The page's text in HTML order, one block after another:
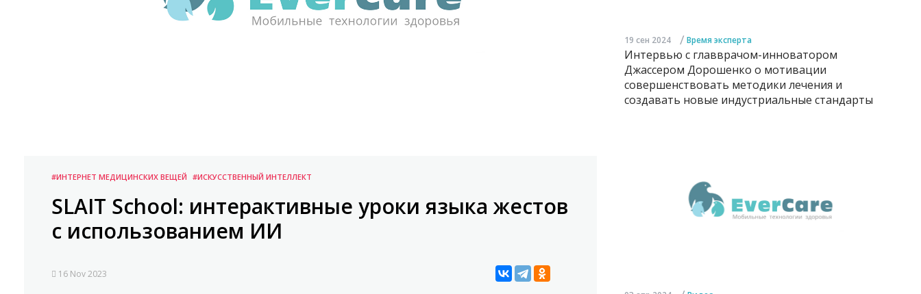
#ИНТЕРНЕТ МЕДИЦИНСКИХ ВЕЩЕЙ #ИСКУССТВЕННЫЙ ИНТЕЛЛЕКТ
SLAIT School: интерактивные уроки языка жестов
с использованием ИИ
16 Nov 2023
19 сен 2024 / Время эксперта
Интервью с главврачом-инноватором
Джассером Дорошенко о мотивации
совершенствовать методики лечения и
создавать новые индустриальные стандарты